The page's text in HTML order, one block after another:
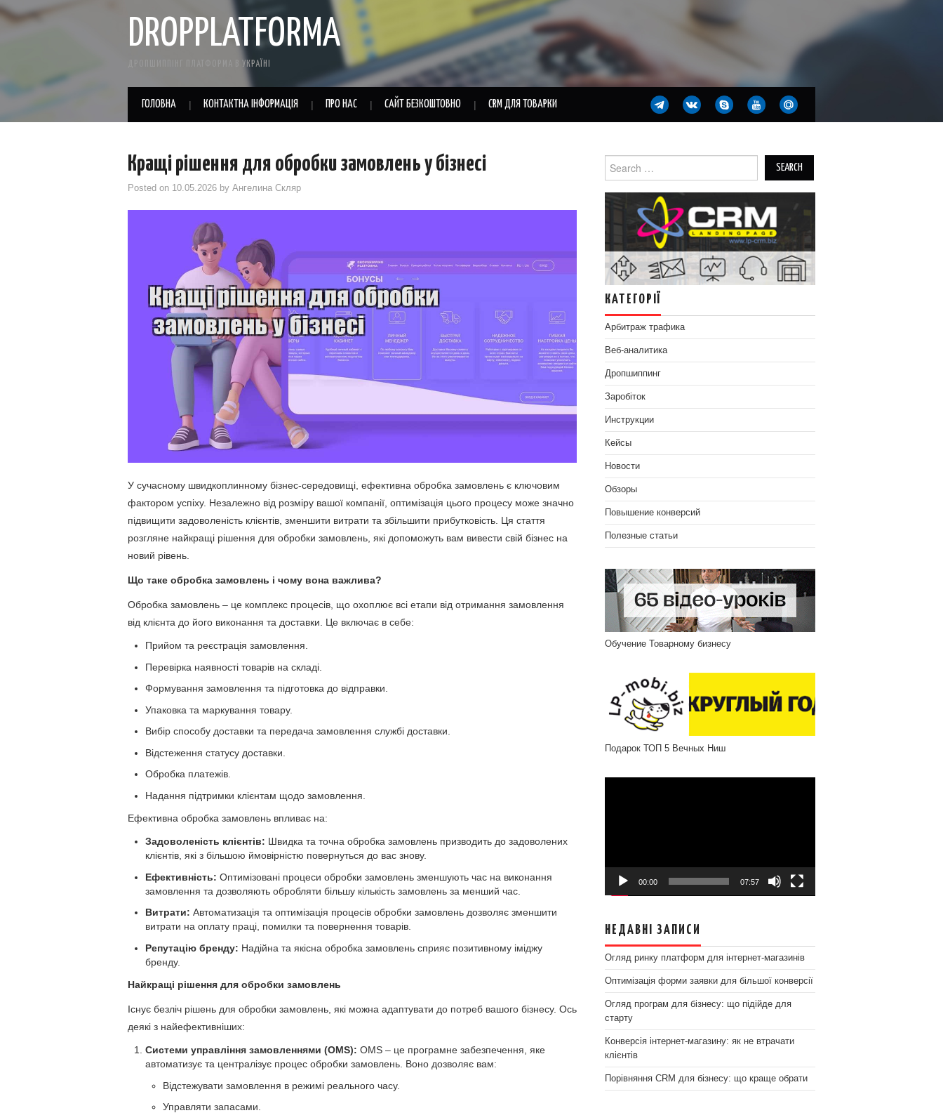
DROPPLATFORMA
ДРОПШИППІНГ ПЛАТФОРМА В УКРАЇНІ
ГОЛОВНА КОНТАКТНА ІНФОРМАЦІЯ ПРО НАС САЙТ БЕЗКОШТОВНО CRM ДЛЯ ТОВАРКИ
Кращі рішення для обробки замовлень у бізнесі
Posted on 10.05.2026 by Ангелина Скляр
У сучасному швидкоплинному бізнес-середовищі, ефективна обробка замовлень є ключовим
фактором успіху. Незалежно від розміру вашої компанії, оптимізація цього процесу може значно
підвищити задоволеність клієнтів, зменшити витрати та збільшити прибутковість. Ця стаття
розгляне найкращі рішення для обробки замовлень, які допоможуть вам вивести свій бізнес на
новий рівень.
Що таке обробка замовлень і чому вона важлива?
Обробка замовлень – це комплекс процесів, що охоплює всі етапи від отримання замовлення
від клієнта до його виконання та доставки. Це включає в себе:
Прийом та реєстрація замовлення.
Перевірка наявності товарів на складі.
Формування замовлення та підготовка до відправки.
Упаковка та маркування товару.
Вибір способу доставки та передача замовлення службі доставки.
Відстеження статусу доставки.
Обробка платежів.
Надання підтримки клієнтам щодо замовлення.
Ефективна обробка замовлень впливає на:
Задоволеність клієнтів: Швидка та точна обробка замовлень призводить до задоволених
клієнтів, які з більшою ймовірністю повернуться до вас знову.
Ефективність: Оптимізовані процеси обробки замовлень зменшують час на виконання
замовлення та дозволяють обробляти більшу кількість замовлень за менший час.
Витрати: Автоматизація та оптимізація процесів обробки замовлень дозволяє зменшити
витрати на оплату праці, помилки та повернення товарів.
Репутацію бренду: Надійна та якісна обробка замовлень сприяє позитивному іміджу
бренду.
Найкращі рішення для обробки замовлень
Існує безліч рішень для обробки замовлень, які можна адаптувати до потреб вашого бізнесу. Ось
деякі з найефективніших:
Системи управління замовленнями (OMS): OMS – це програмне забезпечення, яке
автоматизує та централізує процес обробки замовлень. Воно дозволяє вам:
Відстежувати замовлення в режимі реального часу.
Управляти запасами.
for:
КАТЕГОРІЇ
Арбитраж трафика
Веб-аналитика
Дропшиппинг
Заробіток
Инструкции
Кейсы
Новости
Обзоры
Повышение конверсий
Полезные статьи
Обучение Товарному бизнесу
Подарок ТОП 5 Вечных Ниш
00:00 07:57
НЕДАВНІ ЗАПИСИ
Огляд ринку платформ для інтернет-магазинів
Оптимізація форми заявки для більшої конверсії
Огляд програм для бізнесу: що підійде для
старту
Конверсія інтернет-магазину: як не втрачати
клієнтів
Порівняння CRM для бізнесу: що краще обрати